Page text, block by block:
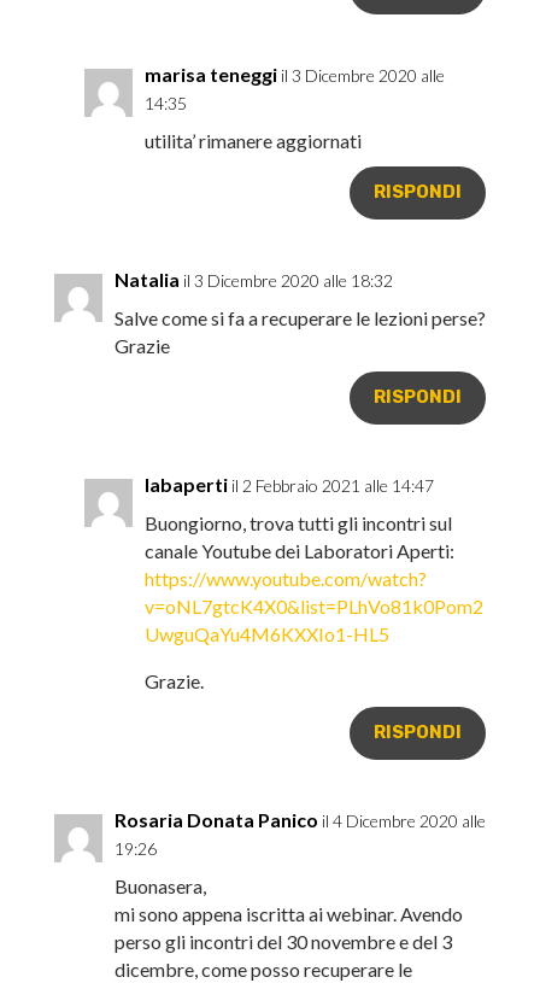
marisa teneggi il 3 Dicembre 2020 alle
14:35
utilita’ rimanere aggiornati
RISPONDI
Natalia il 3 Dicembre 2020 alle 18:32
Salve come si fa a recuperare le lezioni perse?
Grazie
RISPONDI
labaperti il 2 Febbraio 2021 alle 14:47
Buongiorno, trova tutti gli incontri sul
canale Youtube dei Laboratori Aperti:
https://www.youtube.com/watch?
v=oNL7gtcK4X0&list=PLhVo81k0Pom2
UwguQaYu4M6KXXIo1-HL5
Grazie.
RISPONDI
Rosaria Donata Panico il 4 Dicembre 2020 alle
19:26
Buonasera,
mi sono appena iscritta ai webinar. Avendo
perso gli incontri del 30 novembre e del 3
dicembre, come posso recuperare le